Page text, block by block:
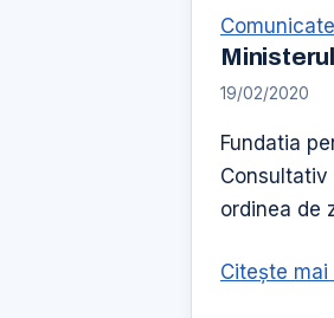
19/02/2020
Fundatia
ordinea de
Citește mai